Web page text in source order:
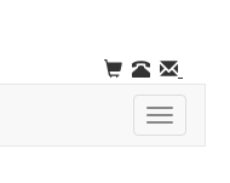
Toggle